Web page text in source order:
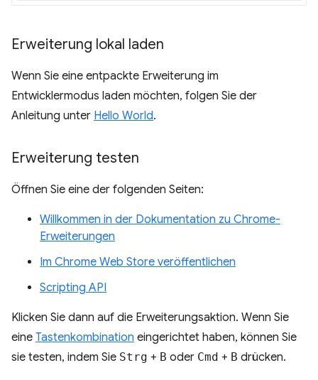
Erweiterung lokal laden
Wenn Sie eine entpackte Erweiterung im
Entwicklermodus laden möchten, folgen Sie der
Anleitung unter Hello World.
Erweiterung testen
Öffnen Sie eine der folgenden Seiten:
Willkommen in der Dokumentation zu Chrome-
Erweiterungen
Im Chrome Web Store veröffentlichen
Scripting API
Klicken Sie dann auf die Erweiterungsaktion. Wenn Sie
eine Tastenkombination eingerichtet haben, können Sie
sie testen, indem Sie Strg + B oder Cmd + B drücken.